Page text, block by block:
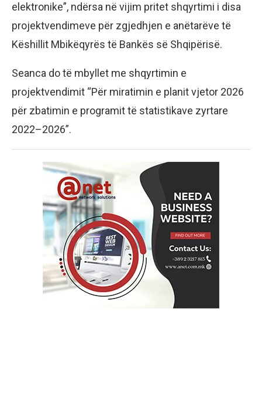
elektronike”, ndërsa në vijim pritet shqyrtimi i disa
projektvendimeve për zgjedhjen e anëtarëve të
Këshillit Mbikëqyrës të Bankës së Shqipërisë.
Seanca do të mbyllet me shqyrtimin e
projektvendimit “Për miratimin e planit vjetor 2026
për zbatimin e programit të statistikave zyrtare
2022–2026”.